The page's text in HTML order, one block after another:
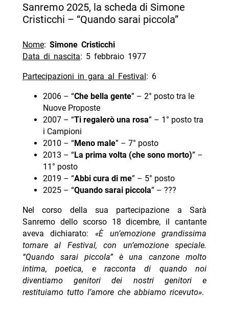
Sanremo 2025, la scheda di Simone
Cristicchi – “Quando sarai piccola”
Nome: Simone Cristicchi
Data di nascita: 5 febbraio 1977
Partecipazioni in gara al Festival : 6
2006 – “Che bella gente” – 2° posto tra le
Nuove Proposte
2007 – “Ti regalerò una rosa” – 1° posto tra
i Campioni
2010 – “Meno male” – 7° posto
2013 – “La prima volta (che sono morto)” –
11° posto
2019 – “Abbi cura di me” – 5° posto
2025 – “Quando sarai piccola” – ???
Nel corso della sua partecipazione a Sarà
Sanremo dello scorso 18 dicembre, il cantante
aveva dichiarato: «È un’emozione grandissima
tornare al Festival, con un’emozione speciale.
“Quando sarai piccola” è una canzone molto
intima, poetica, e racconta di quando noi
diventiamo genitori dei nostri genitori e
restituiamo tutto l’amore che abbiamo ricevuto».